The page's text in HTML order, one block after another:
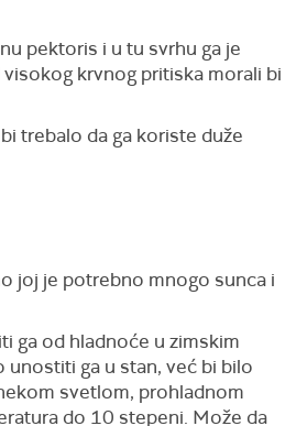
pektoris i u tu svrhu ga je
krvnog pritiska morali bi
trebalo da ga koriste duže
joj je potrebno mnogo sunca i
ga od hladnoće u zimskim
unostiti ga u stan, već bi bilo
svetlom, prohladnom
do 10 stepeni. Može da